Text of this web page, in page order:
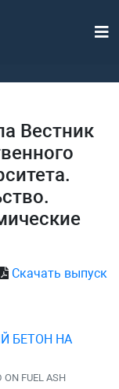
Вестник
Скачать выпуск
БЕТОН НА
ON FUEL ASH